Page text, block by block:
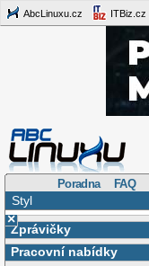
AbcLinuxu.cz ITBiz.cz
Poradna FAQ
Styl
×
Zprávičky
Pracovní nabídky